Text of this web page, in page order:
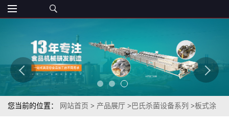
您当前的位置： 网站首页 > 产品展厅 > 巴氏杀菌设备系列 >板式涂